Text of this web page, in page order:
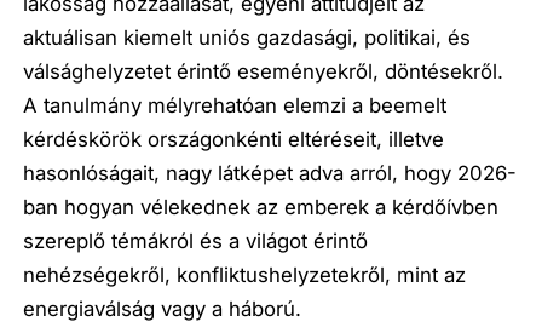
aktuálisan kiemelt uniós gazdasági, politikai, és
válsághelyzetet érintő eseményekről, döntésekről.
A tanulmány mélyrehatóan elemzi a beemelt
kérdéskörök országonkénti eltéréseit, illetve
hasonlóságait, nagy látképet adva arról, hogy 2026-
ban hogyan vélekednek az emberek a kérdőívben
szereplő témákról és a világot érintő
nehézségekről, konfliktushelyzetekről, mint az
energiaválság vagy a háború.